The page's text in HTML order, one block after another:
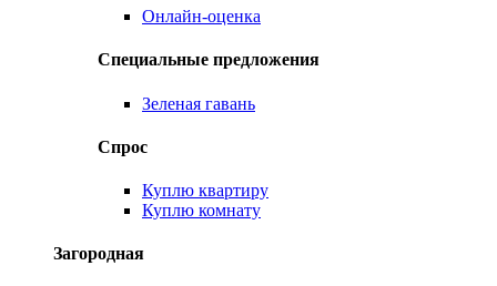
Онлайн-оценка
Специальные предложения
Зеленая гавань
Спрос
Куплю квартиру
Куплю комнату
Загородная